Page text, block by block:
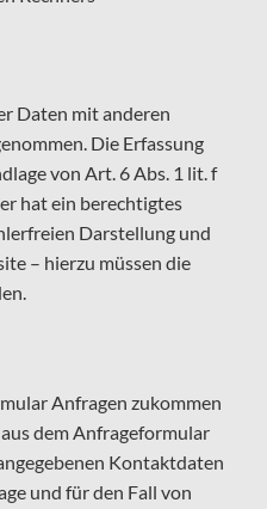
Daten mit anderen
Die Erfassung
von Art. 6 Abs. 1 lit. f
hat ein berechtigtes
Darstellung und
– hierzu müssen die
Anfragen zukommen
dem Anfrageformular
Kontaktdaten
und für den Fall von